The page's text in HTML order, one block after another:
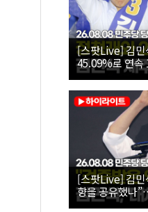
[스팟Live] 김민
45.09%로 연속
26.08.08 더불어
보 인천 합동연
[스팟Live] 김민
향을 공유했나
26.08.08 더불어